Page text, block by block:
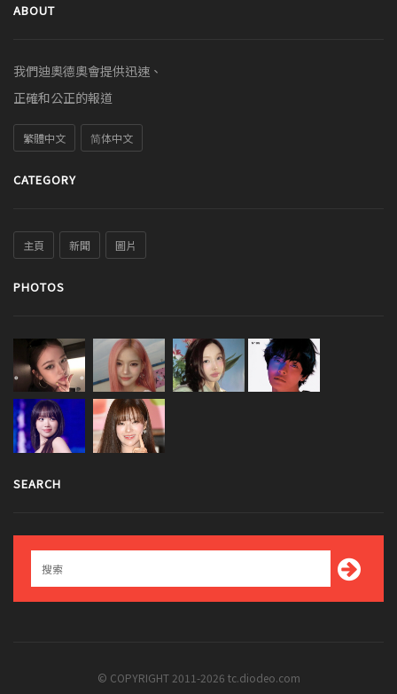
ABOUT
我們迪奧德奧會提供迅速、
正確和公正的報道
繁體中文 简体中文
CATEGORY
主頁 新聞 圖片
PHOTOS
SEARCH
© COPYRIGHT 2011-2026 tc.diodeo.com